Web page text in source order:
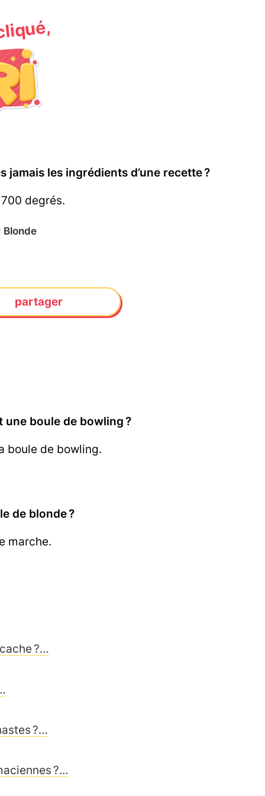
les ingrédients d’une recette ?
degrés.
Blonde
partager
boule de bowling ?
boule de bowling.
de blonde ?
marche.
?…
?…
?…